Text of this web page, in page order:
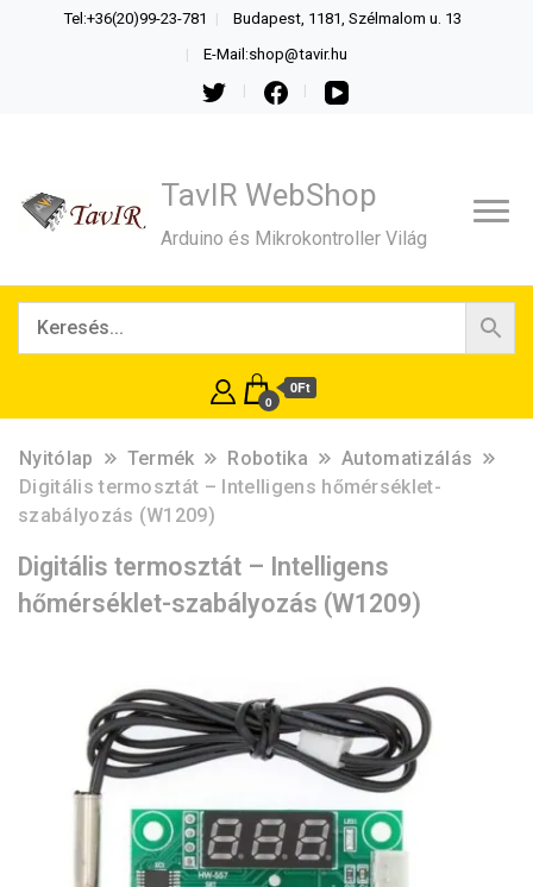
Tel:+36(20)99-23-781 Budapest, 1181, Szélmalom u. 13
E-Mail:shop@tavir.hu
TavIR WebShop
Arduino és Mikrokontroller Világ
0
0Ft
Nyitólap Termék Robotika
Automatizálás
Digitális termosztát – Intelligens hőmérséklet-
szabályozás (W1209)
Digitális termosztát – Intelligens
hőmérséklet-szabályozás (W1209)